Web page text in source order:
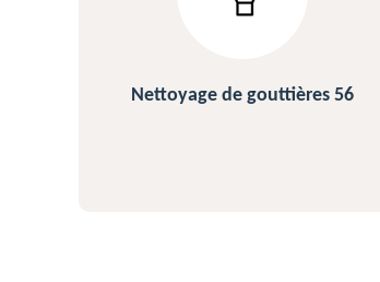
changement et pose de gouttière